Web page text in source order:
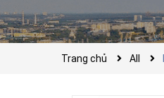
Trang chủ All